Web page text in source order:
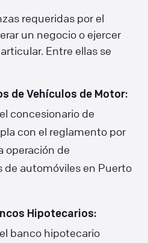
requeridas por el
un negocio o ejercer
Entre ellas se
de Vehículos de Motor:
concesionario de
con el reglamento por
operación de
de automóviles en Puerto
Hipotecarios:
banco hipotecario